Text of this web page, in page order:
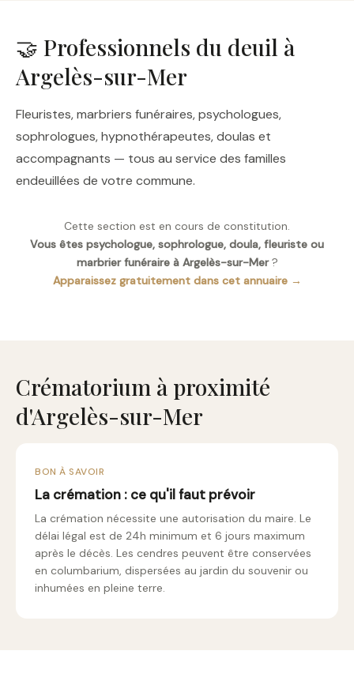
🤝 Professionnels du deuil à
Argelès-sur-Mer
Fleuristes, marbriers funéraires, psychologues,
sophrologues, hypnothérapeutes, doulas et
accompagnants — tous au service des familles
endeuillées de votre commune.
Cette section est en cours de constitution.
Vous êtes psychologue, sophrologue, doula, fleuriste ou
marbrier funéraire à Argelès-sur-Mer?
Apparaissez gratuitement dans cet annuaire →
Crématorium à proximité
d'Argelès-sur-Mer
BON À SAVOIR
La crémation : ce qu'il faut prévoir
La crémation nécessite une autorisation du maire. Le
délai légal est de 24h minimum et 6 jours maximum
après le décès. Les cendres peuvent être conservées
en columbarium, dispersées au jardin du souvenir ou
inhumées en pleine terre.